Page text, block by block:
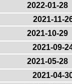
2022-01-28
2021-11-
2021-10-29
2021-09-
2021-05-28
2021-04-